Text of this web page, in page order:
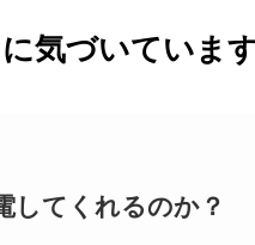
気づいていま
してくれるのか？